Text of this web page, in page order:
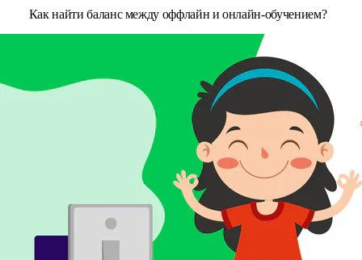
Как найти баланс между оффлайн и онлайн-обучением?